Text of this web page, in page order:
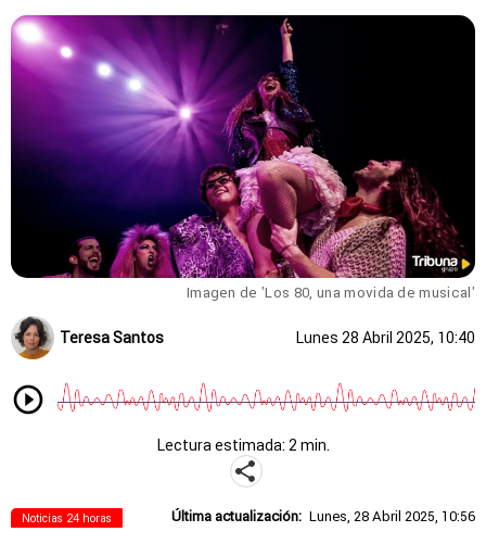
Imagen de 'Los 80, una movida de musical'
Teresa Santos Lunes 28 Abril 2025, 10:40
Lectura estimada: 2 min.
Noticias 24 horas Última actualización: Lunes, 28 Abril 2025, 10:56